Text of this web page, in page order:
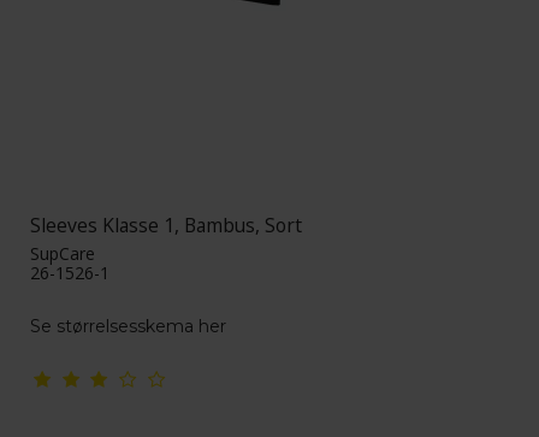
Sleeves Klasse 1, Bambus, Sort
SupCare
26-1526-1
Se størrelsesskema her